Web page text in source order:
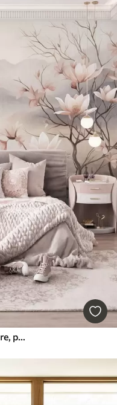
Montagne e rami di magnolia in fiore, paesaggio ricco di texture